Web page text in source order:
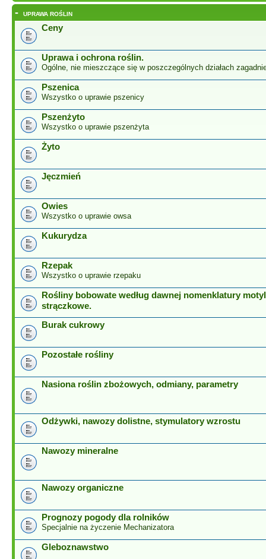
- UPRAWA ROŚLIN
Ceny
Uprawa i ochrona roślin.
Ogólne, nie mieszczące się w poszczególnych działach
Pszenica
Wszystko o uprawie pszenicy
Pszenżyto
Wszystko o uprawie pszenżyta
Żyto
Jęczmień
Owies
Wszystko o uprawie owsa
Kukurydza
Rzepak
Wszystko o uprawie rzepaku
Rośliny bobowate według dawnej nomenklatury
strączkowe.
Burak cukrowy
Pozostałe rośliny
Nasiona roślin zbożowych, odmiany, parametry
Odżywki, nawozy dolistne, stymulatory wzrostu
Nawozy mineralne
Nawozy organiczne
Prognozy pogody dla rolników
Specjalnie na życzenie Mechanizatora
Gleboznawstwo